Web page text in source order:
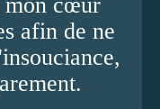
afin de ne